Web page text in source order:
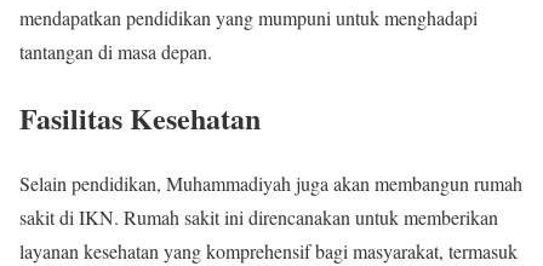
mendapatkan pendidikan yang mumpuni untuk menghadapi
tantangan di masa depan.
Fasilitas Kesehatan
Selain pendidikan, Muhammadiyah juga akan membangun rumah
sakit di IKN. Rumah sakit ini direncanakan untuk memberikan
layanan kesehatan yang komprehensif bagi masyarakat, termasuk